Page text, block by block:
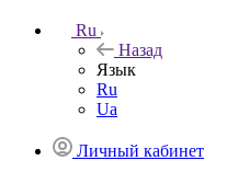
Ru
Назад
Язык
Ru
Ua
Личный кабинет